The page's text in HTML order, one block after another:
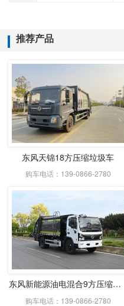
推荐产品
东风天锦18方压缩垃圾车
购车电话：139-0866-2780
东风新能源油电混合9方压缩式垃圾车
购车电话：139-0866-2780